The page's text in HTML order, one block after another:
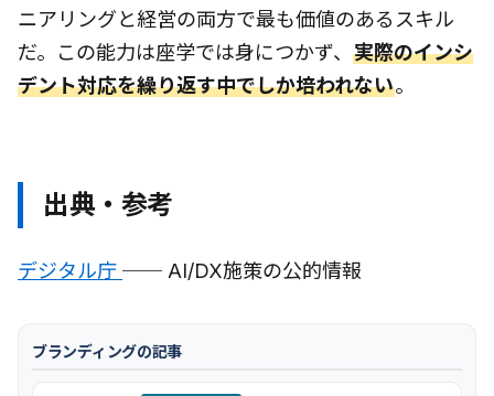
ニアリングと経営の両方で最も価値のあるスキル
だ。この能力は座学では身につかず、 実際のインシ
デント対応を繰り返す中でしか培われない。
出典・参考
デジタル庁 ── AI/DX施策の公的情報
ブランディングの記事